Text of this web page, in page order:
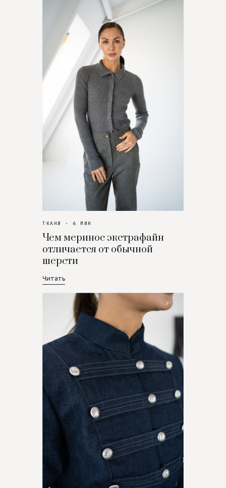
ТКАНИ · 6 МИН
Чем меринос экстрафайн
отличается от обычной
шерсти
Читать